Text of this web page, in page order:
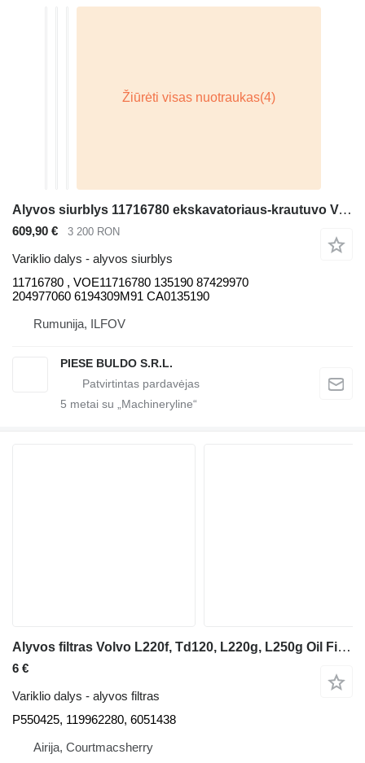
Alyvos siurblys 11716780 ekskavatoriaus-krautuvo Volvo
609,90 € 3 200 RON
Variklio dalys - alyvos siurblys
11716780 , VOE11716780 135190 87429970
204977060 6194309M91 CA0135190
Rumunija, ILFOV
PIESE BULDO S.R.L.
5 metai su „Machineryline“
Alyvos filtras Volvo L220f, Td120, L220g, L250g Oil Filter 477556, 4775565, 19962280 P550425 frontalinio krautuvo Volvo L220f, Td120, L220g, L250g
6 €
Variklio dalys - alyvos filtras
P550425, 119962280, 6051438
Airija, Courtmacsherry